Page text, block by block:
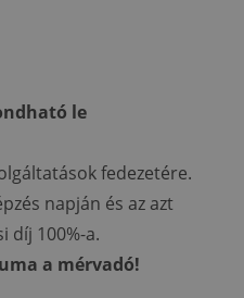
le
fedezetére.
napján és az azt
díj 100%-a.
a mérvadó!